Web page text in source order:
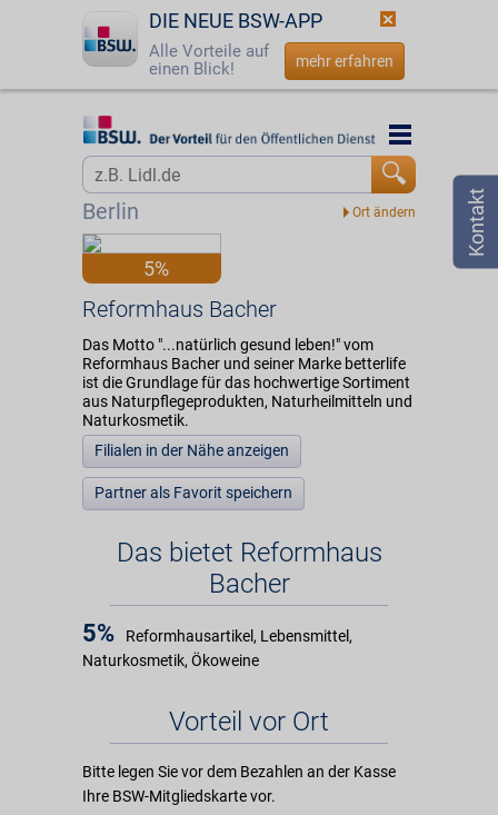
DIE NEUE BSW-APP
Alle Vorteile auf
einen Blick!
mehr erfahren
Startseite
Login
Berlin
Startseite
5%
Reformhaus Bacher
Das Motto "...natürlich gesund leben!" vom
Reformhaus Bacher und seiner Marke betterlife
ist die Grundlage für das hochwertige Sortiment
aus Naturpflegeprodukten, Naturheilmitteln und
Naturkosmetik.
Filialen in der Nähe anzeigen
Partner als Favorit speichern
Das bietet Reformhaus
Bacher
5%
Reformhausartikel, Lebensmittel,
Naturkosmetik, Ökoweine
Vorteil vor Ort
Bitte legen Sie vor dem Bezahlen an der Kasse
Ihre BSW-Mitgliedskarte vor.